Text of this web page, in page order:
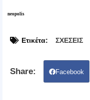
neopolis
Ετικέτα: ΣΧΕΣΕΙΣ
Facebook